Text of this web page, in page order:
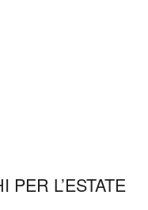
L’ESTATE